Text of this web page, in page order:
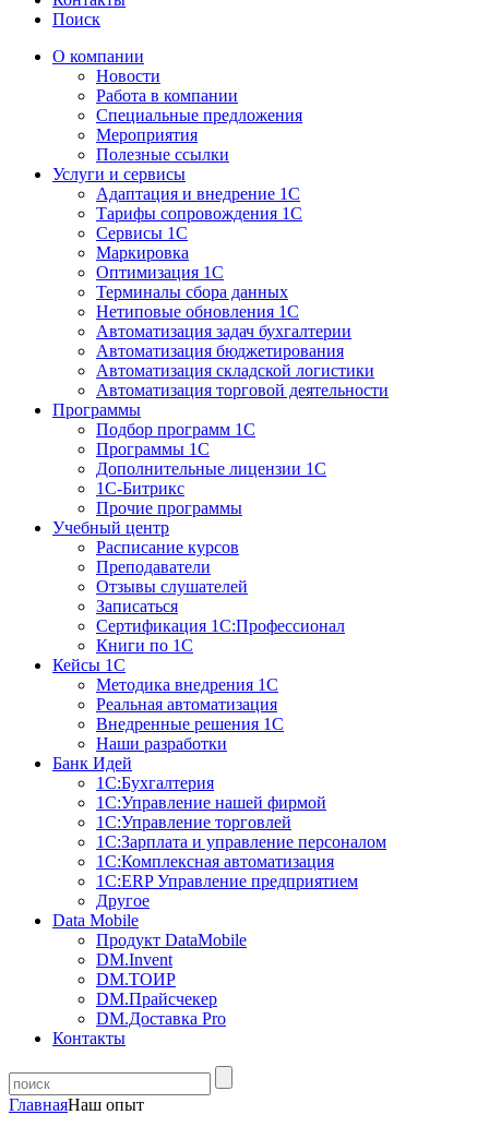
Поиск
О компании
Новости
Работа в компании
Специальные предложения
Мероприятия
Полезные ссылки
Услуги и сервисы
Адаптация и внедрение 1С
Тарифы сопровождения 1С
Сервисы 1С
Маркировка
Оптимизация 1С
Терминалы сбора данных
Нетиповые обновления 1С
Автоматизация задач бухгалтерии
Автоматизация бюджетирования
Автоматизация складской логистики
Автоматизация торговой деятельности
Программы
Подбор программ 1С
Программы 1С
Дополнительные лицензии 1С
1С-Битрикс
Прочие программы
Учебный центр
Расписание курсов
Преподаватели
Отзывы слушателей
Записаться
Сертификация 1С:Профессионал
Книги по 1С
Кейсы 1С
Методика внедрения 1С
Реальная автоматизация
Внедренные решения 1С
Наши разработки
Банк Идей
1С:Бухгалтерия
1С:Управление нашей фирмой
1С:Управление торговлей
1С:Зарплата и управление персоналом
1С:Комплексная автоматизация
1С:ERP Управление предприятием
Другое
Data Mobile
Продукт DataMobile
DM.Invent
DM.ТОИР
DM.Прайсчекер
DM.Доставка Pro
Контакты
ГлавнаяНаш опыт